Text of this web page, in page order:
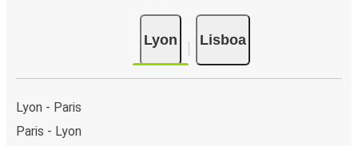
Lyon Lisboa
Lyon - Paris
Paris - Lyon